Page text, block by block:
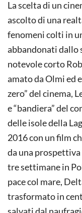
La scelta di un
ascolto di una
fenomeni colti in
abbandonati dallo
notevole corto
amato da Olmi ed
zero” del cinema,
e “bandiera” del
delle isole della
2016 con un film
da una
tre settimane in
pace col mare,
trasformato in
salvati dal